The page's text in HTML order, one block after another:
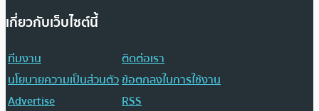
เกี่ยวกับเว็บไซต์นี้
ทีมงาน
ติดต่อเรา
นโยบายความเป็นส่วนตัวข้อตกลงในการใช้งาน
Advertise
RSS